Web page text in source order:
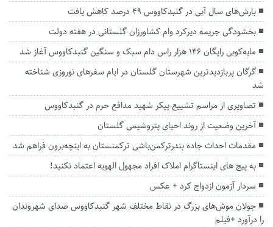
بارش‌های سال آبی در گنبدکاووس ۴۹ درصد کاهش یافت
بخشودگی جریمه دیرکرد وام کشاورزان گلستانی در هفته دولت
مایه‌کوبی رایگان ۱۴۶ هزار راس دام‌ سبک و سنگین گنبدکاووس آغاز شد
گرگان پربازدیدترین شهرستان گلستان در ایام سفرهای نوروزی شناخته
شد
تصاویری از مراسم تشییع پیکر شهید مدافع حرم در گنبدکاووس
آخرین وضعیت از روند احیای پتروشیمی گلستان
مقدمات احداث جاده بندرترکمن‌باشی ترکمنستان به اینچه‌برون فراهم شد
به پیج های اینستاگرام املاک افراد مجهول الهویه اعتماد نکنید!
سردار آزمون ازدواج کرد + عکس
جولان موش‌های بزرگ در نقاط مختلف شهر گنبدکاووس صدای شهروندان
را درآورد +فیلم